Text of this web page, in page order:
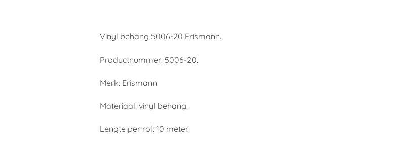
Vinyl behang 5006-20 Erismann.
Productnummer: 5006-20.
Merk: Erismann.
Materiaal: vinyl behang.
Lengte per rol: 10 meter.